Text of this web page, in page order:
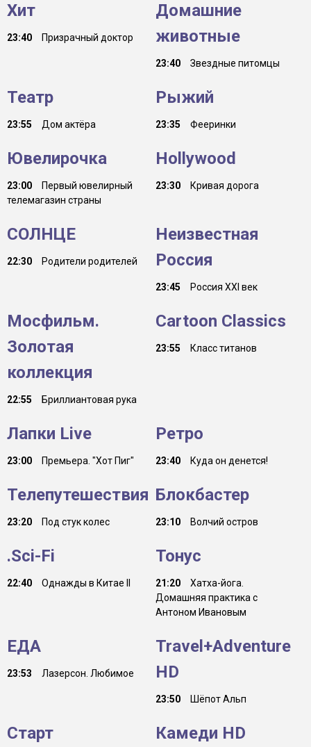
Хит
23:40 Призрачный доктор
Домашние
животные
23:40 Звездные питомцы
Театр
23:55 Дом актёра
Рыжий
23:35 Фееринки
Ювелирочка
23:00
Первый ювелирный
телемагазин страны
Hollywood
23:30 Кривая дорога
СОЛНЦЕ
22:30 Родители родителей
Неизвестная
Россия
23:45 Россия ХХI век
Мосфильм.
Золотая
коллекция
22:55 Бриллиантовая рука
Cartoon Classics
23:55 Класс титанов
Лапки Live
23:00 Премьера. "Хот Пиг"
Ретро
23:40 Куда он денется!
Телепутешествия
23:20 Под стук колес
Блокбастер
23:10 Волчий остров
.Sci-Fi
22:40 Однажды в Китае II
Тонус
21:20
Хатха-йога.
Домашняя практика с
Антоном Ивановым
ЕДА
23:53 Лазерсон. Любимое
Travel+Adventure
HD
23:50 Шёпот Альп
Старт Камеди HD